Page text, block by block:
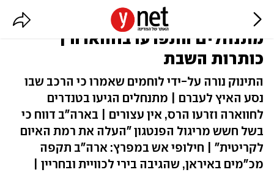
תינוק פלסטיני נהרג מאש צה"ל;
מתנחלים התפרעו בחווארה |
כותרות השבת
התינוק נורה על-ידי לוחמים שאמרו כי הרכב שבו
נסע האיץ לעברם | מתנחלים הגיעו בטנדרים
לחווארה וזרעו הרס, אין עצורים | בארה"ב דווח כי
בשל חשש מריגול הפנטגון "העלה את רמת האיום
לקריטית" | חילופי אש במפרץ: ארה"ב תקפה
מכ"מים באיראן, שהגיבה בירי לכוויית ובחריין |